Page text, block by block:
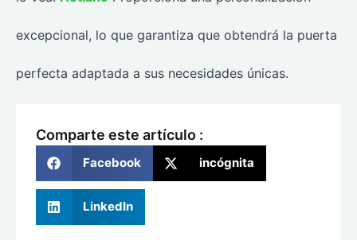
excepcional, lo que garantiza que obtendrá la puerta
perfecta adaptada a sus necesidades únicas.
Comparte este artículo :
Facebook incógnita
LinkedIn